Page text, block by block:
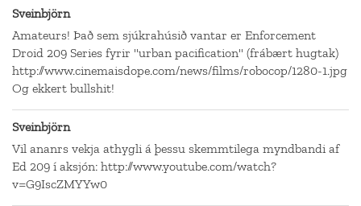
Sveinbjörn
Amateurs! Það sem sjúkrahúsið vantar er Enforcement
Droid 209 Series fyrir "urban pacification" (frábært hugtak)
http://www.cinemaisdope.com/news/films/robocop/1280-1.jpg
Og ekkert bullshit!
Sveinbjörn
Vil ananrs vekja athygli á þessu skemmtilega myndbandi af
Ed 209 í aksjón: http://www.youtube.com/watch?
v=G9IscZMYYw0